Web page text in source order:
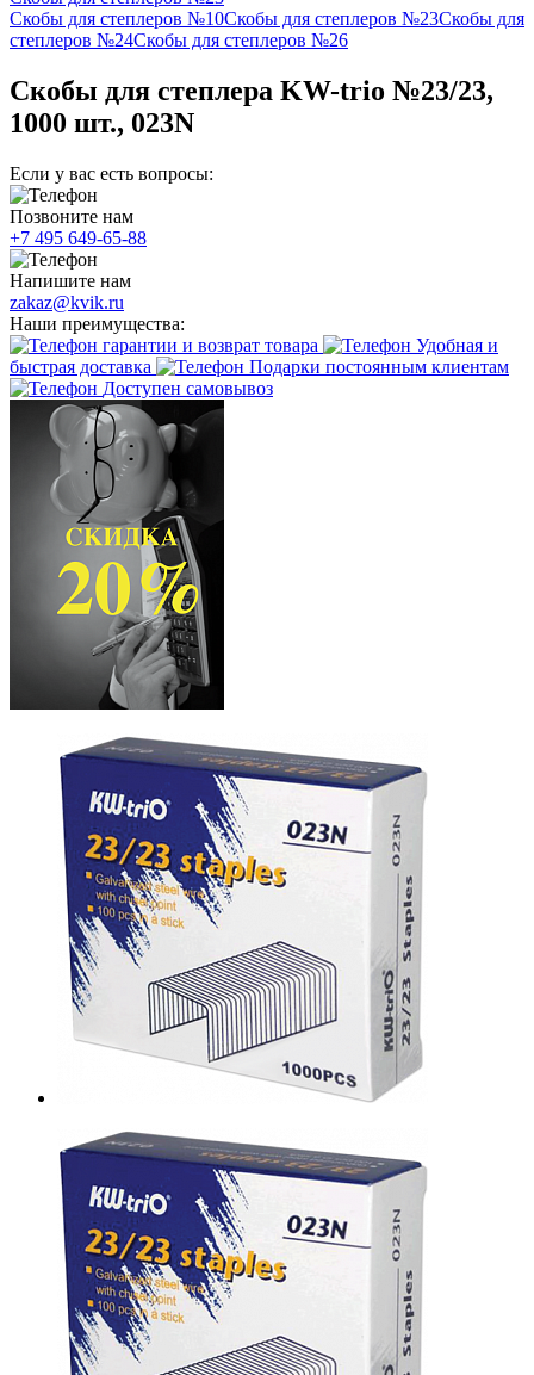
Скобы для степлеров №10Скобы для степлеров №23Скобы для
степлеров №24Скобы для степлеров №26
Скобы для степлера KW-trio №23/23,
1000 шт., 023N
Если у вас есть вопросы:
Позвоните нам
+7 495 649-65-88
Напишите нам
zakaz@kvik.ru
Наши преимущества:
гарантии и возврат товара
Удобная и
быстрая доставка
Подарки постоянным клиентам
Доступен самовывоз